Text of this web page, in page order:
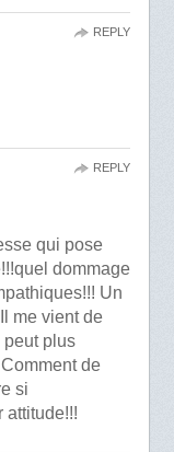
REPLY
qui pose
dommage
Un
me vient de
plus
de
si
REPLY